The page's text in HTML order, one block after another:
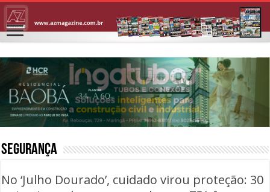
SEGURANÇA
No ‘Julho Dourado’, cuidado virou proteção: 30